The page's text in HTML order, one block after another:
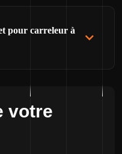
pour carreleur à
votre